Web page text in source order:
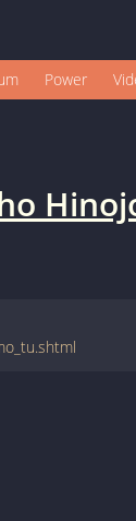
Power